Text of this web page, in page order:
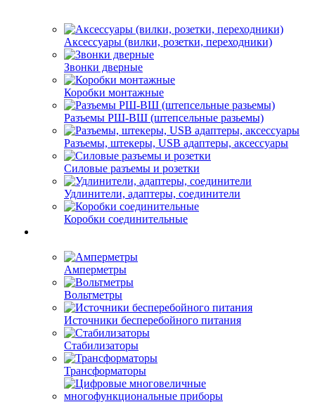
Аксессуары (вилки, розетки, переходники)
Звонки дверные
Коробки монтажные
Разъемы РШ-ВШ (штепсельные разьемы)
Разъемы, штекеры, USB адаптеры, аксессуары
Силовые разъемы и розетки
Удлинители, адаптеры, соединители
Коробки соединительные
Амперметры
Вольтметры
Источники бесперебойного питания
Стабилизаторы
Трансформаторы